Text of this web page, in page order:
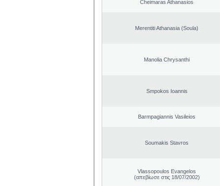
Cheimaras Athanasios
Merentiti Athanasia (Soula)
Manolia Chrysanthi
Smpokos Ioannis
Barmpagiannis Vasileios
Soumakis Stavros
Vlassopoulos Evangelos
(απεβίωσε στις 18/07/2002)